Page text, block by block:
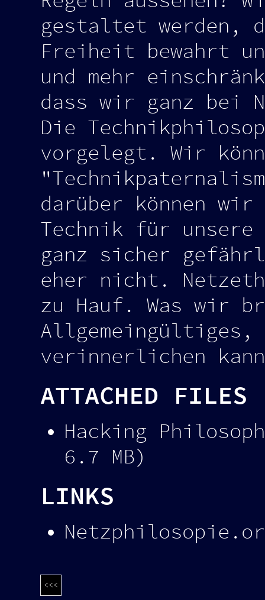
gestaltet werden,
Freiheit bewahrt
und mehr
dass wir ganz bei
Die
vorgelegt. Wir
darüber können
Technik für
ganz sicher
eher nicht.
zu Hauf. Was wir
Allgemeingültiges,
verinnerlichen
ATTACHED FILES
Hacking
6.7 MB)
LINKS
<<<